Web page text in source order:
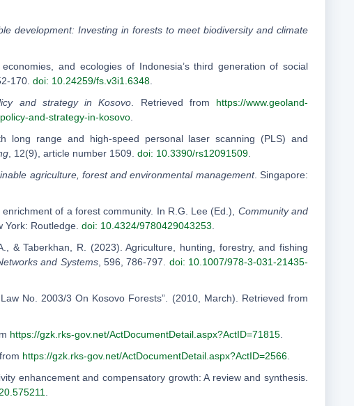
development: Investing in forests to meet biodiversity and climate
and ecologies of Indonesia’s third generation of social
170. doi: 10.24259/fs.v3i1.6348
and strategy in Kosovo . Retrieved from https://www.geoland-
and-strategy-in-kosovo
long range and high-speed personal laser scanning (PLS) and
, 12(9), article number 1509. doi: 10.3390/rs12091509
agriculture, forest and environmental management. Singapore:
of a forest community. In R.G. Lee (Ed.), Community and
York: Routledge. doi: 10.4324/9780429043253
& Taberkhan, R. (2023). Agriculture, hunting, forestry, and fishing
and Systems, 596, 786-797. doi: 10.1007/978-3-031-21435-
No. 2003/3 On Kosovo Forests”. (2010, March). Retrieved from
https://gzk.rks-gov.net/ActDocumentDetail.aspx?ActID=71815
https://gzk.rks-gov.net/ActDocumentDetail.aspx?ActID=2566
enhancement and compensatory growth: A review and synthesis.